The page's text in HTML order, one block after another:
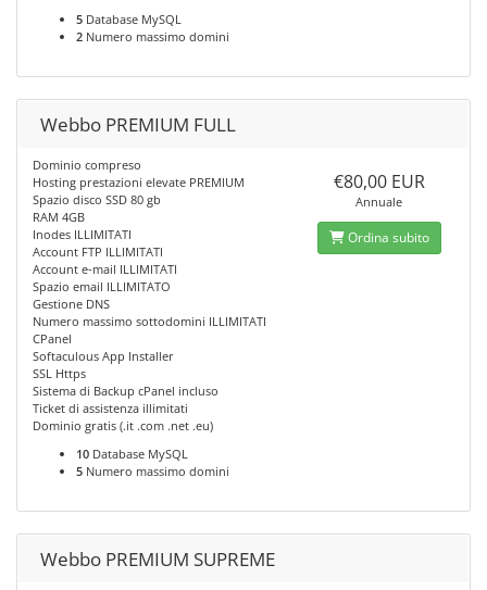
5 Database MySQL
2 Numero massimo domini
Webbo PREMIUM FULL
Dominio compreso
Hosting prestazioni elevate PREMIUM
Spazio disco SSD 80 gb
RAM 4GB
Inodes ILLIMITATI
Account FTP ILLIMITATI
Account e-mail ILLIMITATI
Spazio email ILLIMITATO
Gestione DNS
Numero massimo sottodomini ILLIMITATI
CPanel
Softaculous App Installer
SSL Https
Sistema di Backup cPanel incluso
Ticket di assistenza illimitati
Dominio gratis (.it .com .net .eu)
10 Database MySQL
5 Numero massimo domini
€80,00 EUR
Annuale
Ordina subito
Webbo PREMIUM SUPREME